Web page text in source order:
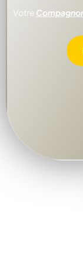
Votre